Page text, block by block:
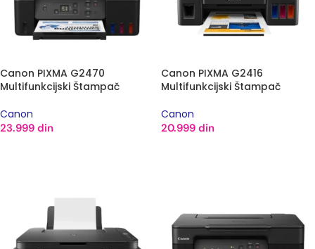
Canon PIXMA G2470
Multifunkcijski Štampač
Canon
23.999 din
Canon PIXMA G2416
Multifunkcijski Štampač
Canon
20.999 din